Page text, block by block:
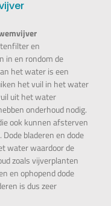
en
in en rondom de
het water is een
het vuil in het water
uit het water
onderhoud nodig.
ook kunnen afsterven
bladeren en dode
water waardoor de
zoals vijverplanten
en ophopend dode
is dus zeer